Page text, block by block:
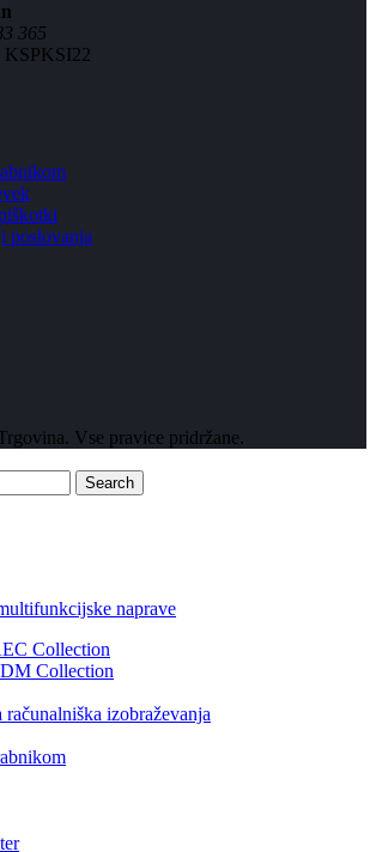
365
KSPKSI22
poslovanja
Vse pravice pridržane.
Search
naprave
Collection
Collection
računalniška izobraževanja